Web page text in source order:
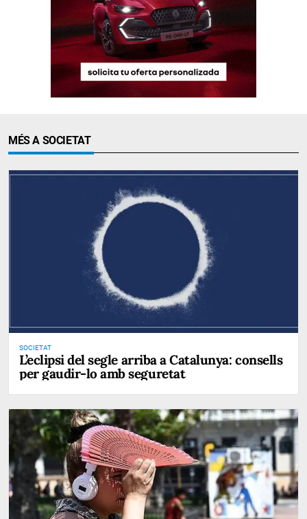
MÉS A SOCIETAT
SOCIETAT
L’eclipsi del segle arriba a Catalunya: consells
per gaudir-lo amb seguretat